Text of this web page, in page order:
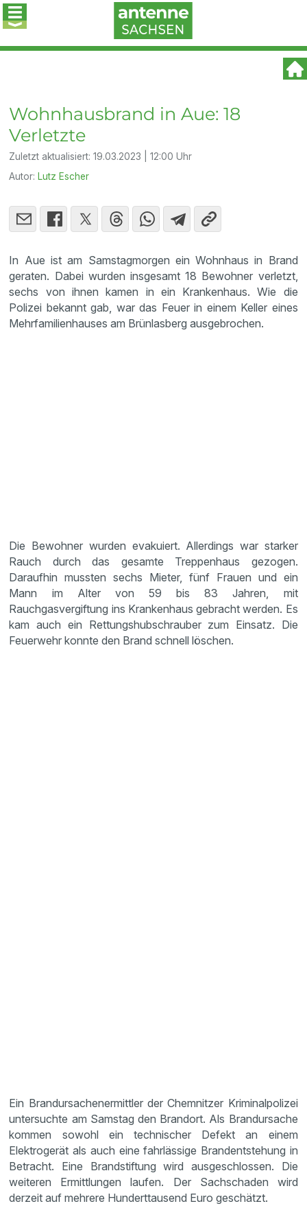
Wohnhausbrand in Aue: 18
Verletzte
Zuletzt aktualisiert:19.03.2023 | 12:00 Uhr
Autor: Lutz Escher
In Aue ist am Samstagmorgen ein Wohnhaus in Brand
geraten. Dabei wurden insgesamt 18 Bewohner verletzt,
sechs von ihnen kamen in ein Krankenhaus. Wie die
Polizei bekannt gab, war das Feuer in einem Keller eines
Mehrfamilienhauses am Brünlasberg ausgebrochen.
Die Bewohner wurden evakuiert. Allerdings war starker
Rauch durch das gesamte Treppenhaus gezogen.
Daraufhin mussten sechs Mieter, fünf Frauen und ein
Mann im Alter von 59 bis 83 Jahren, mit
Rauchgasvergiftung ins Krankenhaus gebracht werden. Es
kam auch ein Rettungshubschrauber zum Einsatz. Die
Feuerwehr konnte den Brand schnell löschen.
Ein Brandursachenermittler der Chemnitzer Kriminalpolizei
untersuchte am Samstag den Brandort. Als Brandursache
kommen sowohl ein technischer Defekt an einem
Elektrogerät als auch eine fahrlässige Brandentstehung in
Betracht. Eine Brandstiftung wird ausgeschlossen. Die
weiteren Ermittlungen laufen. Der Sachschaden wird
derzeit auf mehrere Hunderttausend Euro geschätzt.